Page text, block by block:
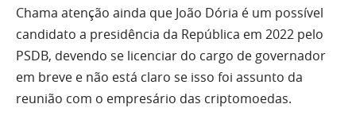
Chama atenção ainda que João Dória é um possível
candidato a presidência da República em 2022 pelo
PSDB, devendo se licenciar do cargo de governador
em breve e não está claro se isso foi assunto da
reunião com o empresário das criptomoedas.